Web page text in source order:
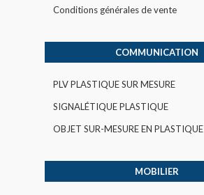
Conditions générales de vente
COMMUNICATION
PLV PLASTIQUE SUR MESURE
SIGNALÉTIQUE PLASTIQUE
OBJET SUR-MESURE EN PLASTIQUE
MOBILIER